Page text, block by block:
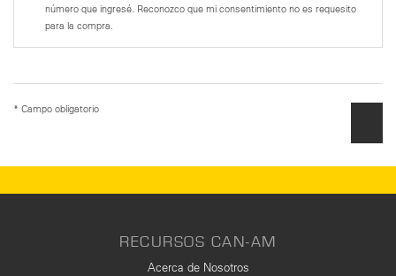
número que ingresé. Reconozco que mi consentimiento no es requesito
para la compra.
* Campo obligatorio
RECURSOS CAN-AM
Acerca de Nosotros